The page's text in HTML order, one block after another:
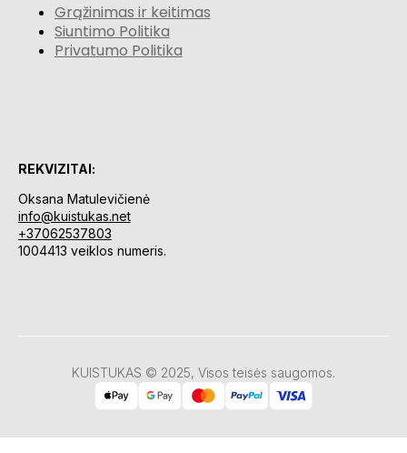
Grąžinimas ir keitimas
Siuntimo Politika
Privatumo Politika
REKVIZITAI:
Oksana Matulevičienė
info@kuistukas.net
+37062537803
1004413 veiklos numeris.
KUISTUKAS © 2025, Visos teisės saugomos.